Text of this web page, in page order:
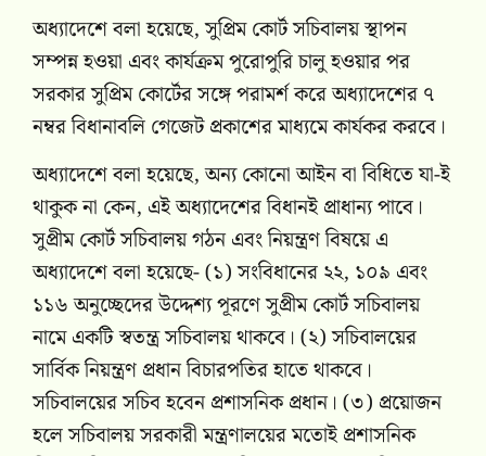
অধ্যাদেশে বলা হয়েছে, সুপ্রিম কোর্ট সচিবালয় স্থাপন
সম্পন্ন হওয়া এবং কার্যক্রম পুরোপুরি চালু হওয়ার পর
সরকার সুপ্রিম কোর্টের সঙ্গে পরামর্শ করে অধ্যাদেশের ৭
নম্বর বিধানাবলি গেজেট প্রকাশের মাধ্যমে কার্যকর করবে।
অধ্যাদেশে বলা হয়েছে, অন্য কোনো আইন বা বিধিতে যা-ই
থাকুক না কেন, এই অধ্যাদেশের বিধানই প্রাধান্য পাবে।
সুপ্রীম কোর্ট সচিবালয় গঠন এবং নিয়ন্ত্রণ বিষয়ে এ
অধ্যাদেশে বলা হয়েছে- (১) সংবিধানের ২২, ১০৯ এবং
১১৬ অনুচ্ছেদের উদ্দেশ্য পূরণে সুপ্রীম কোর্ট সচিবালয়
নামে একটি স্বতন্ত্র সচিবালয় থাকবে। (২) সচিবালয়ের
সার্বিক নিয়ন্ত্রণ প্রধান বিচারপতির হাতে থাকবে।
সচিবালয়ের সচিব হবেন প্রশাসনিক প্রধান। (৩) প্রয়োজন
হলে সচিবালয় সরকারী মন্ত্রণালয়ের মতোই প্রশাসনিক